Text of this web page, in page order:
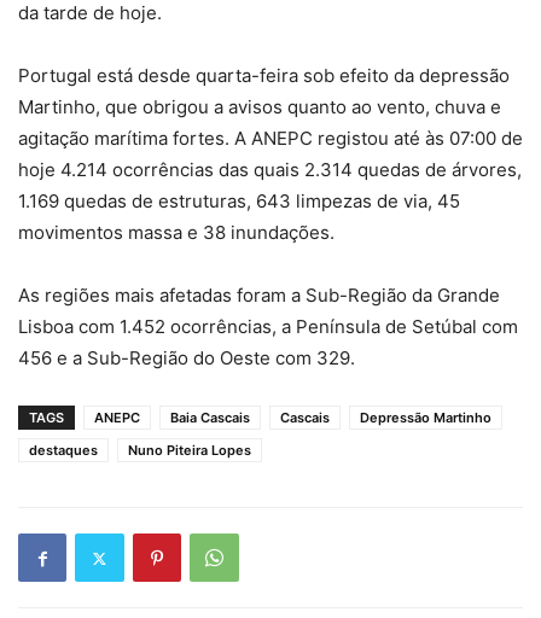
da tarde de hoje.
Portugal está desde quarta-feira sob efeito da depressão
Martinho, que obrigou a avisos quanto ao vento, chuva e
agitação marítima fortes. A ANEPC registou até às 07:00 de
hoje 4.214 ocorrências das quais 2.314 quedas de árvores,
1.169 quedas de estruturas, 643 limpezas de via, 45
movimentos massa e 38 inundações.
As regiões mais afetadas foram a Sub-Região da Grande
Lisboa com 1.452 ocorrências, a Península de Setúbal com
456 e a Sub-Região do Oeste com 329.
TAGS ANEPC Baia Cascais Cascais
Depressão Martinho
destaques
Nuno Piteira Lopes